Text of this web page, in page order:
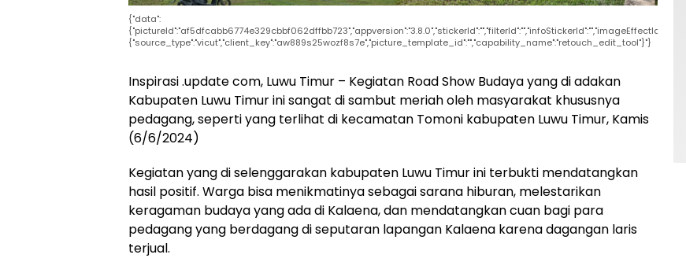
{"data":
{"source_type":"vicut","client_key":"aw889s25wozf8s7e","picture_template_id":"","capability_name":"retouch_edit_tool"}"}
Inspirasi .update com, Luwu Timur – Kegiatan Road Show Budaya yang di adakan
Kabupaten Luwu Timur ini sangat di sambut meriah oleh masyarakat khususnya
pedagang, seperti yang terlihat di kecamatan Tomoni kabupaten Luwu Timur, Kamis
(6/6/2024)
Kegiatan yang di selenggarakan kabupaten Luwu Timur ini terbukti mendatangkan
hasil positif. Warga bisa menikmatinya sebagai sarana hiburan, melestarikan
keragaman budaya yang ada di Kalaena, dan mendatangkan cuan bagi para
pedagang yang berdagang di seputaran lapangan Kalaena karena dagangan laris
terjual.